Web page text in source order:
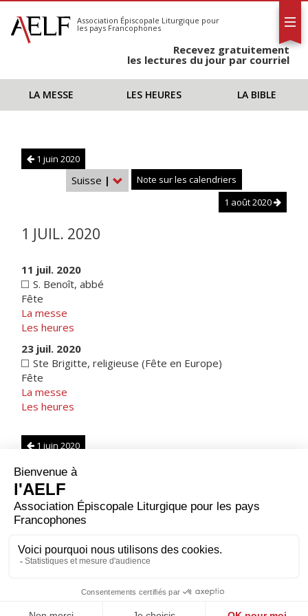
S'abonner
Calendrier
Association Épiscopale Liturgique pour
les pays Francophones
Recevez gratuitement
les lectures du jour par courriel
LA MESSE LES HEURES LA BIBLE
1 juin 2020
Suisse |
Note sur les calendriers
1 août 2020
1 JUIL. 2020
11 juil. 2020
S. Benoît, abbé
Fête
La messe
Les heures
23 juil. 2020
Ste Brigitte, religieuse (Fête en Europe)
Fête
La messe
Les heures
1 juin 2020
Suisse